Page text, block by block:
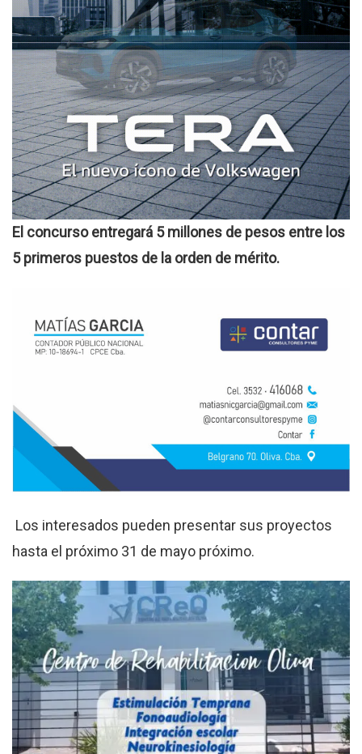
El concurso entregará 5 millones de pesos entre los
5 primeros puestos de la orden de mérito.
Los interesados pueden presentar sus proyectos
hasta el próximo 31 de mayo próximo.